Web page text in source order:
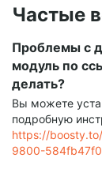
Частые
Проблемы с
модуль по
делать?
Вы можете
подробную
https://
9800-